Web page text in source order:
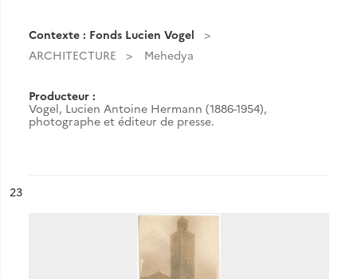
Contexte : Fonds Lucien Vogel
ARCHITECTURE
Mehedya
Producteur :
Vogel, Lucien Antoine Hermann (1886-1954),
photographe et éditeur de presse.
n°
23